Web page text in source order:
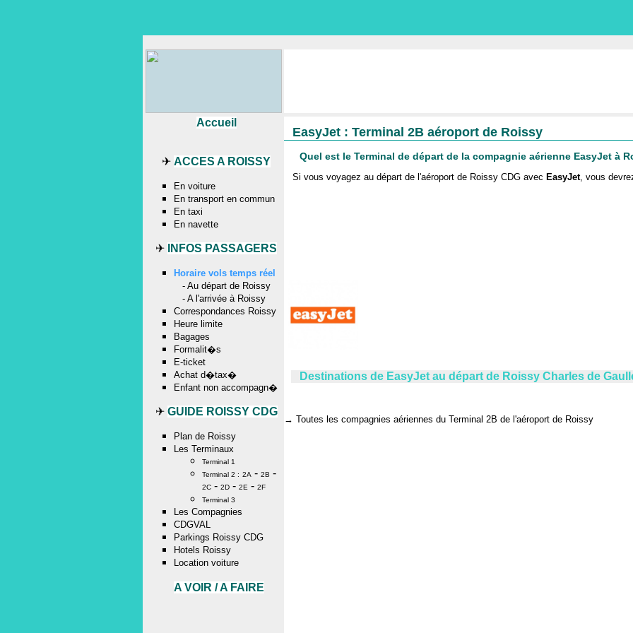
EasyJet : Terminal 2B aéroport de Roissy
Quel est le Terminal de départ de la compagnie aérienne EasyJet à
Si vous voyagez au départ de l'aéroport de Roissy CDG avec EasyJet, vous
Destinations de EasyJet au départ de Roissy Charles de
→ Toutes les compagnies aériennes du Terminal 2B de l'aéroport de Roissy
Accueil
✈ ACCES A ROISSY
En voiture
En transport en commun
En taxi
En navette
✈ INFOS PASSAGERS
Horaire vols temps réel
- Au départ de Roissy
- A l'arrivée à Roissy
Correspondances Roissy
Heure limite
Bagages
Formalit�s
E-ticket
Achat d�tax�
Enfant non accompagn�
✈ GUIDE ROISSY CDG
Plan de Roissy
Les Terminaux
Terminal 1
Terminal 2 : 2A - 2B -
2C - 2D - 2E - 2F
Terminal 3
Les Compagnies
CDGVAL
Parkings Roissy CDG
Hotels Roissy
Location voiture
A VOIR / A FAIRE